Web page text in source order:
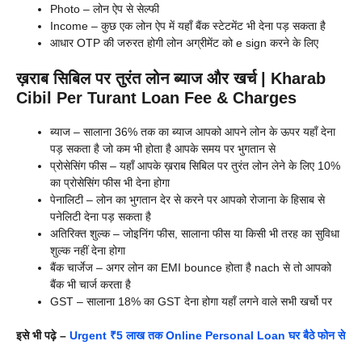
Photo – लोन ऐप से सेल्फी
Income – कुछ एक लोन ऐप में यहाँ बैंक स्टेटमेंट भी देना पड़ सकता है
आधार OTP की जरुरत होगी लोन अग्रीमेंट को e sign करने के लिए
ख़राब सिबिल पर तुरंत लोन ब्याज और खर्च | Kharab
Cibil Per Turant Loan Fee & Charges
ब्याज – सालाना 36% तक का ब्याज आपको आपने लोन के ऊपर यहाँ देना
पड़ सकता है जो कम भी होता है आपके समय पर भुगतान से
प्रोसेसिंग फीस – यहाँ आपके ख़राब सिबिल पर तुरंत लोन लेने के लिए 10%
का प्रोसेसिंग फीस भी देना होगा
पेनालिटी – लोन का भुगतान देर से करने पर आपको रोजाना के हिसाब से
पनेलिटी देना पड़ सकता है
अतिरिक्त शुल्क – जोइनिंग फीस, सालाना फीस या किसी भी तरह का सुविधा
शुल्क नहीं देना होगा
बैंक चार्जेज – अगर लोन का EMI bounce होता है nach से तो आपको
बैंक भी चार्ज करता है
GST – सालाना 18% का GST देना होगा यहाँ लगने वाले सभी खर्चो पर
इसे भी पढ़े – Urgent ₹5 लाख तक Online Personal Loan घर बैठे फोन से